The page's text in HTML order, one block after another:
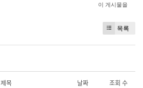
이 게시물을
목록
제목 날짜 조회 수